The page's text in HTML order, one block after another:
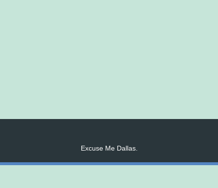
Excuse Me Dallas.